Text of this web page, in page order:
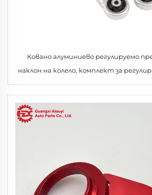
Ковано алуминиево регулируемо
наклон на колело, комплект за
за Audi A6 A8 Quattro